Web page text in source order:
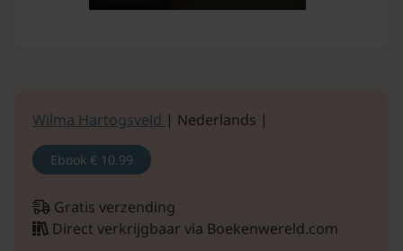
Wilma Hartogsveld | Nederlands |
Ebook € 10.99
Gratis verzending
Direct verkrijgbaar via Boekenwereld.com